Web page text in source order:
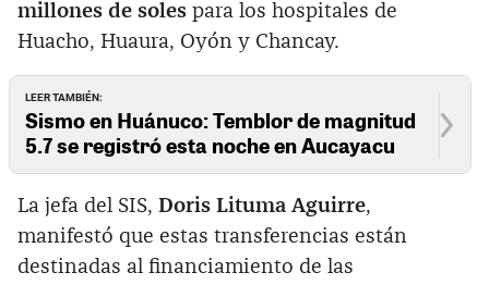
millones de soles para los hospitales de
Huacho, Huaura, Oyón y Chancay.
LEER TAMBIÉN:
Sismo en Huánuco: Temblor de magnitud
5.7 se registró esta noche en Aucayacu
La jefa del SIS, Doris Lituma Aguirre,
manifestó que estas transferencias están
destinadas al financiamiento de las